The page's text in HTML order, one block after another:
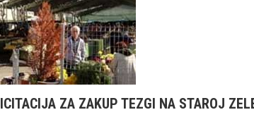
ZA ZAKUP TEZGI NA STAROJ